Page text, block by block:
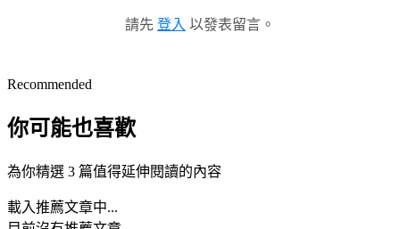
請先 登入 以發表留言。
Recommended
你可能也喜歡
為你精選 3 篇值得延伸閱讀的內容
載入推薦文章中...